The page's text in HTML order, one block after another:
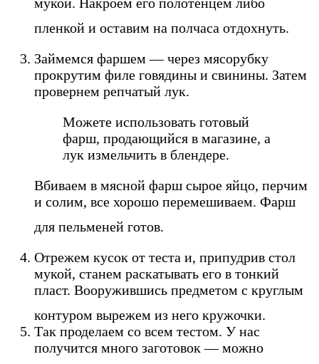
пленкой и оставим на полчаса отдохнуть.
Займемся фаршем — через мясорубку
прокрутим филе говядины и свинины. Затем
провернем репчатый лук.
Можете использовать готовый
фарш, продающийся в магазине, а
лук измельчить в блендере.
Вбиваем в мясной фарш сырое яйцо, перчим
и солим, все хорошо перемешиваем. Фарш
для пельменей готов.
Отрежем кусок от теста и, припудрив стол
мукой, станем раскатывать его в тонкий
пласт. Вооружившись предметом с круглым
контуром вырежем из него кружочки.
Так проделаем со всем тестом. У нас
получится много заготовок — можно